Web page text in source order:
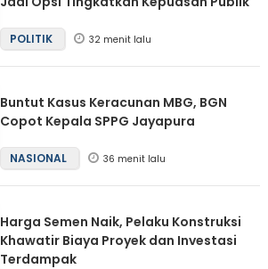
POLITIK 32 menit lalu
Buntut Kasus Keracunan MBG, BGN
Copot Kepala SPPG Jayapura
NASIONAL 36 menit lalu
Harga Semen Naik, Pelaku Konstruksi
Khawatir Biaya Proyek dan Investasi
Terdampak